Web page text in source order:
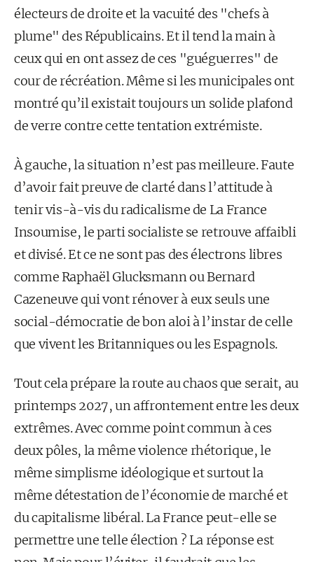
électeurs de droite et la vacuité des "chefs à
plume" des Républicains. Et il tend la main à
ceux qui en ont assez de ces "guéguerres" de
cour de récréation. Même si les municipales ont
montré qu’il existait toujours un solide plafond
de verre contre cette tentation extrémiste.
À gauche, la situation n’est pas meilleure. Faute
d’avoir fait preuve de clarté dans l’attitude à
tenir vis-à-vis du radicalisme de La France
Insoumise, le parti socialiste se retrouve affaibli
et divisé. Et ce ne sont pas des électrons libres
comme Raphaël Glucksmann ou Bernard
Cazeneuve qui vont rénover à eux seuls une
social-démocratie de bon aloi à l’instar de celle
que vivent les Britanniques ou les Espagnols.
Tout cela prépare la route au chaos que serait, au
printemps 2027, un affrontement entre les deux
extrêmes. Avec comme point commun à ces
deux pôles, la même violence rhétorique, le
même simplisme idéologique et surtout la
même détestation de l’économie de marché et
du capitalisme libéral. La France peut-elle se
permettre une telle élection ? La réponse est